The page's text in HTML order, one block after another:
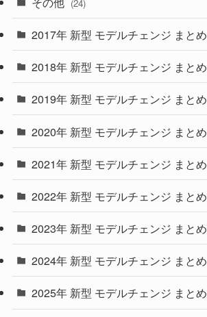
(4)
(30)
(27)
(33)
(10)
(35)
(10)
(9)
(22)
(4)
(9)
(24)
2017年 新型 モデルチェンジ まとめ
2018年 新型 モデルチェンジ まとめ
2019年 新型 モデルチェンジ まとめ
2020年 新型 モデルチェンジ まとめ
2021年 新型 モデルチェンジ まとめ
2022年 新型 モデルチェンジ まとめ
2023年 新型 モデルチェンジ まとめ
2024年 新型 モデルチェンジ まとめ
2025年 新型 モデルチェンジ まとめ